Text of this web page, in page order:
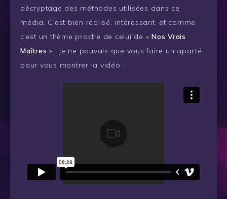
décryptage des méthodes utilisées dans ce
média. C’est bien réalisé, intéressant, et comme
c’est un thème proche de celui de « Nos Vrais
Maîtres » , je ne pouvais que vous faire un aparté
pour vous montrer la vidéo :